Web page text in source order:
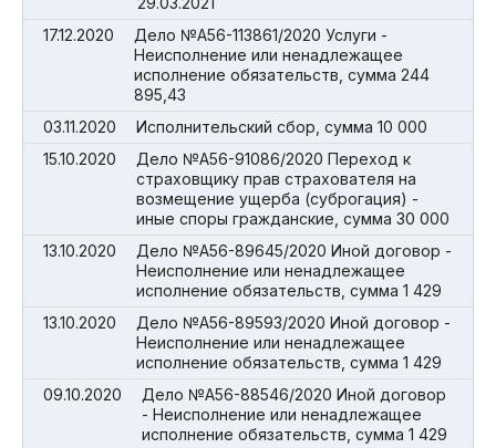
17.12.2020
Дело №А56-113861/2020 Услуги -
Неисполнение или ненадлежащее
исполнение обязательств, сумма 244
895,43
03.11.2020
Исполнительский сбор, сумма 10 000
15.10.2020
Дело №А56-91086/2020 Переход к
страховщику прав страхователя на
возмещение ущерба (суброгация) -
иные споры гражданские, сумма 30 000
13.10.2020
Дело №А56-89645/2020 Иной договор -
Неисполнение или ненадлежащее
исполнение обязательств, сумма 1 429
13.10.2020
Дело №А56-89593/2020 Иной договор -
Неисполнение или ненадлежащее
исполнение обязательств, сумма 1 429
09.10.2020
Дело №А56-88546/2020 Иной договор
- Неисполнение или ненадлежащее
исполнение обязательств, сумма 1 429